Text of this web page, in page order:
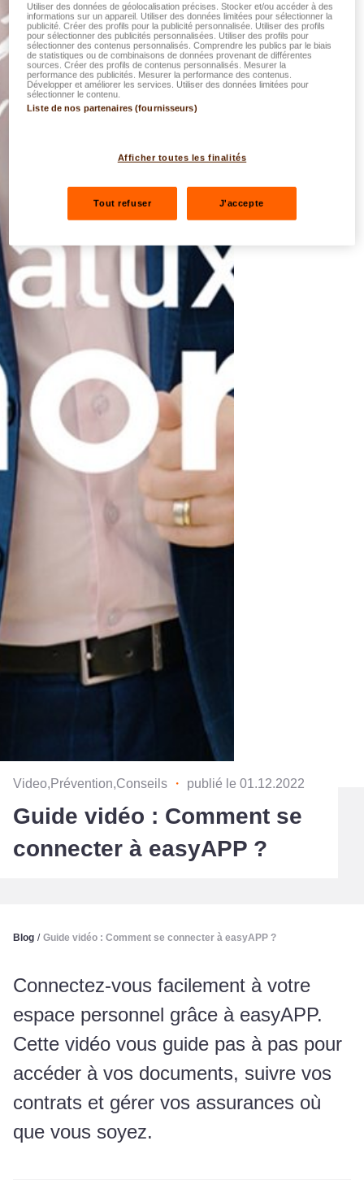
Video,Prévention,Conseils ・ publié le 01.12.2022
Guide vidéo : Comment se
connecter à easyAPP ?
Blog / Guide vidéo : Comment se connecter à easyAPP ?
Connectez-vous facilement à votre
espace personnel grâce à easyAPP.
Cette vidéo vous guide pas à pas pour
accéder à vos documents, suivre vos
contrats et gérer vos assurances où
que vous soyez.
Utiliser des données de géolocalisation précises. Stocker et/ou accéder à des
informations sur un appareil. Utiliser des données limitées pour sélectionner la
publicité. Créer des profils pour la publicité personnalisée. Utiliser des profils
pour sélectionner des publicités personnalisées. Utiliser des profils pour
sélectionner des contenus personnalisés. Comprendre les publics par le biais
de statistiques ou de combinaisons de données provenant de différentes
sources. Créer des profils de contenus personnalisés. Mesurer la
performance des publicités. Mesurer la performance des contenus.
Développer et améliorer les services. Utiliser des données limitées pour
sélectionner le contenu.
Liste de nos partenaires (fournisseurs)
Afficher toutes les finalités
Tout refuser J'accepte